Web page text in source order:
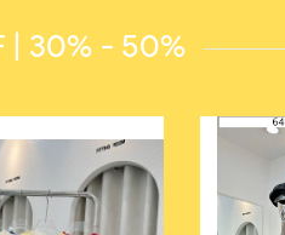
| 30% - 50%